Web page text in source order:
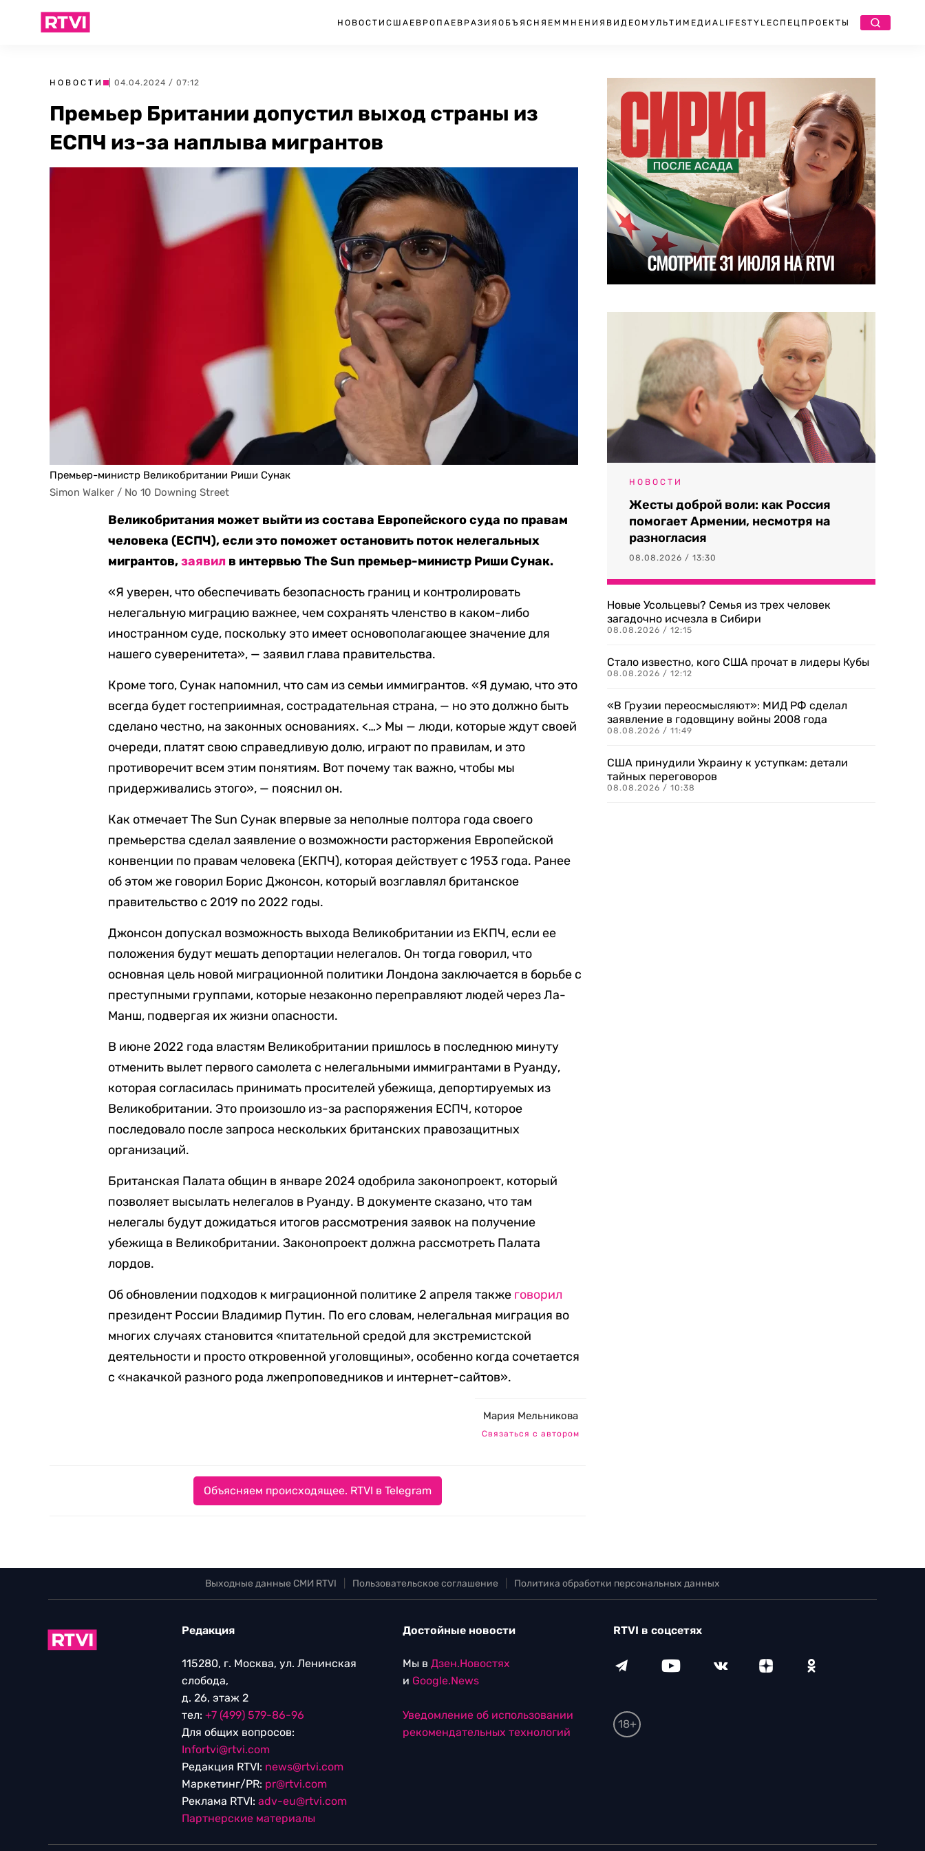
НОВОСТИ США ЕВРОПА ЕВРАЗИЯ ОБЪЯСНЯЕМ МНЕНИЯ ВИДЕО МУЛЬТИМЕДИА LIFESTYLEСПЕЦПРОЕКТЫ
НОВОСТИ | 04.04.2024 / 07:12
Премьер Британии допустил выход страны из
ЕСПЧ из-за наплыва мигрантов
Премьер-министр Великобритании Риши Сунак
Simon Walker / No 10 Downing Street
Великобритания может выйти из состава Европейского суда по правам
человека (ЕСПЧ), если это поможет остановить поток нелегальных
мигрантов,заявил в интервью The Sun премьер-министр Риши Сунак.
«Я уверен, что обеспечивать безопасность границ и контролировать
нелегальную миграцию важнее, чем сохранять членство в каком-либо
иностранном суде, поскольку это имеет основополагающее значение для
нашего суверенитета», — заявил глава правительства.
Кроме того, Сунак напомнил, что сам из семьи иммигрантов. «Я думаю, что это
всегда будет гостеприимная, сострадательная страна, — но это должно быть
сделано честно, на законных основаниях. <…> Мы — люди, которые ждут своей
очереди, платят свою справедливую долю, играют по правилам, и это
противоречит всем этим понятиям. Вот почему так важно, чтобы мы
придерживались этого», — пояснил он.
Как отмечает The Sun Сунак впервые за неполные полтора года своего
премьерства сделал заявление о возможности расторжения Европейской
конвенции по правам человека (ЕКПЧ), которая действует с 1953 года. Ранее
об этом же говорил Борис Джонсон, который возглавлял британское
правительство с 2019 по 2022 годы.
Джонсон допускал возможность выхода Великобритании из ЕКПЧ, если ее
положения будут мешать депортации нелегалов. Он тогда говорил, что
основная цель новой миграционной политики Лондона заключается в борьбе с
преступными группами, которые незаконно переправляют людей через Ла-
Манш, подвергая их жизни опасности.
В июне 2022 года властям Великобритании пришлось в последнюю минуту
отменить вылет первого самолета с нелегальными иммигрантами в Руанду,
которая согласилась принимать просителей убежища, депортируемых из
Великобритании. Это произошло из-за распоряжения ЕСПЧ, которое
последовало после запроса нескольких британских правозащитных
организаций.
Британская Палата общин в январе 2024 одобрила законопроект, который
позволяет высылать нелегалов в Руанду. В документе сказано, что там
нелегалы будут дожидаться итогов рассмотрения заявок на получение
убежища в Великобритании. Законопроект должна рассмотреть Палата
лордов.
Об обновлении подходов к миграционной политике 2 апреля также говорил
президент России Владимир Путин. По его словам, нелегальная миграция во
многих случаях становится «питательной средой для экстремистской
деятельности и просто откровенной уголовщины», особенно когда сочетается
с «накачкой разного рода лжепроповедников и интернет-сайтов».
Мария Мельникова
Связаться с автором
Объясняем происходящее. RTVI в Telegram
НОВОСТИ
Жесты доброй воли: как Россия
помогает Армении, несмотря на
разногласия
08.08.2026 / 13:30
Новые Усольцевы? Семья из трех человек
загадочно исчезла в Сибири
08.08.2026 / 12:15
Стало известно, кого США прочат в лидеры Кубы
08.08.2026 / 12:12
«В Грузии переосмысляют»: МИД РФ сделал
заявление в годовщину войны 2008 года
08.08.2026 / 11:49
США принудили Украину к уступкам: детали
тайных переговоров
08.08.2026 / 10:38
Выходные данные СМИ RTVI Пользовательское соглашение Политика обработки персональных данных
Редакция
115280, г. Москва, ул. Ленинская
слобода,
д. 26, этаж 2
тел: +7 (499) 579-86-96
Для общих вопросов:
Infortvi@rtvi.com
Редакция RTVI: news@rtvi.com
Маркетинг/PR: pr@rtvi.com
Реклама RTVI: adv-eu@rtvi.com
Партнерские материалы
Достойные новости
Мы в Дзен.Новостях
и Google.News
Уведомление об использовании
рекомендательных технологий
RTVI в соцсетях
18+